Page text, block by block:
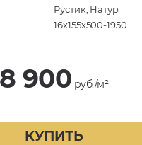
Рустик, Натур
16х155х500-1950
8 900 руб./м²
КУПИТЬ